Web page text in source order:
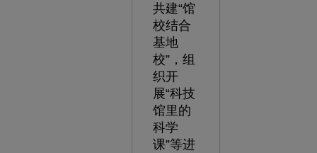
共建“馆
校结合
基地
校”，组
织开
展“科技
馆里的
科学
课”等进